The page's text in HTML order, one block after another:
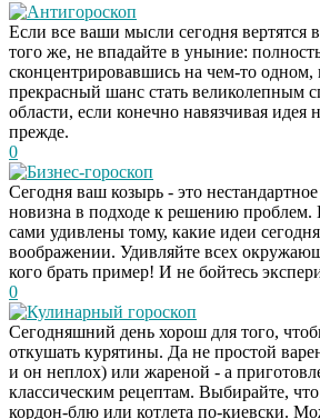
Антигороскоп
Если все ваши мысли сегодня вертятся
того же, не впадайте в уныние:
сконцентрировавшись на чем-то одном,
прекрасный шанс стать великолепным
области, если конечно навязчивая идея
прежде.
0
Бизнес-гороскоп
Сегодня ваш козырь - это
новизна в подходе к решению проблем.
сами удивлены тому, какие идеи
воображении. Удивляйте всех
кого брать пример! И не бойтесь
0
Кулинарный гороскоп
Сегодняшний день хорош для того,
откушать курятины. Да не простой
и он неплох) или жареной - а
классическим рецептам. Выбирайте,
кордон-блю или котлета по-киевски.